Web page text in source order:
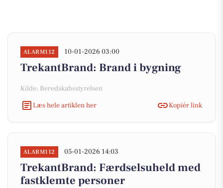
ALARM112 10-01-2026 03:00
TrekantBrand: Brand i bygning
Kilde: Beredskabsstyrelsen
Læs hele artiklen her
Kopiér link
ALARM112 05-01-2026 14:03
TrekantBrand: Færdselsuheld med
fastklemte personer